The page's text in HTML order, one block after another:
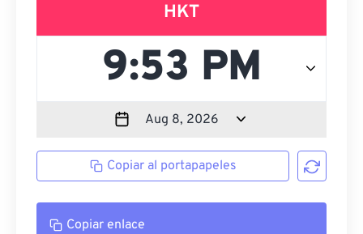
HKT
Copiar al portapapeles
Copiar enlace